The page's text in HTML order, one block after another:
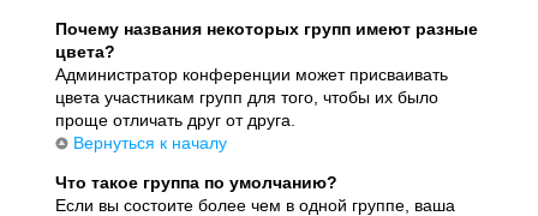
Почему названия некоторых групп имеют разные
цвета?
Администратор конференции может присваивать
цвета участникам групп для того, чтобы их было
проще отличать друг от друга.
Вернуться к началу
Что такое группа по умолчанию?
Если вы состоите более чем в одной группе, ваша